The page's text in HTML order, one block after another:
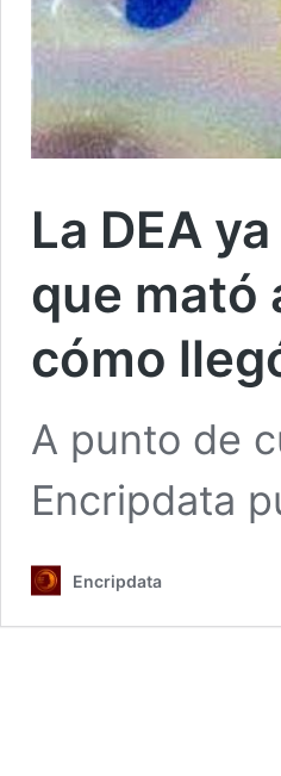
La DEA
que mató
cómo
A punto de
Encripdata
Encripdata